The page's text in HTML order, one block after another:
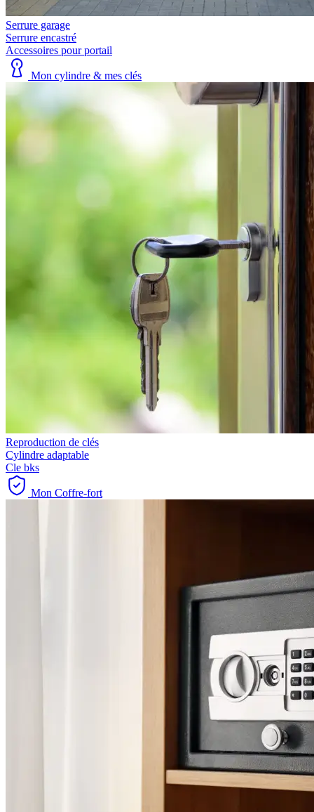
Serrure garage
Serrure encastré
Accessoires pour portail
Mon cylindre & mes clés
Reproduction de clés
Cylindre adaptable
Cle bks
Mon Coffre-fort